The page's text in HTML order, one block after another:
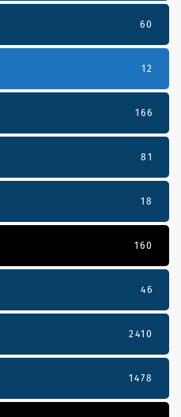
60
12
166
81
18
160
46
2410
1478